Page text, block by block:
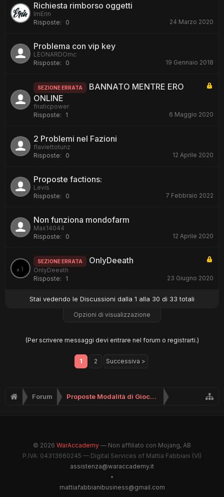
Richiesta rimborso oggetti
ImErin
Risposte:
0 24 Marzo 2020
Problema con vip key
LEONARDOmc
Risposte:
0 19 Gennaio 2018
SEZIONE ERRATA
BANNATO MENTRE ERO
ONLINE
fnaticpower
Risposte:
1 6 Maggio 2020
2 Problemi nel Fazioni
flaviettotunz
Risposte:
0 12 Aprile 2020
Proposte factions:
Levis
Risposte:
0 7 Febbraio 2022
Non funziona mondofarm
Max14044
Risposte:
0 12 Aprile 2020
SEZIONE ERRATA OnlyDeeath
OnlyDeeath
Risposte:
1 23 Giugno 2020
Stai vedendo le Discussioni dalla 1 alla 30 di 33 totali
Opzioni di visualizzazione
(Per scrivere messaggi devi entrare nel forum o registrarti.)
1 2 Successiva >
Forum Proposte Modalità di Gioco (No Supporto)
© 2026 WarAccademy — Non affiliato con Mojang, AB
P.IVA: 04313660245 — Digital Services of Mattia Fabbiani (VI)
assistenza@waraccademy.it
•
mattiafabbianibusiness@gmail.com